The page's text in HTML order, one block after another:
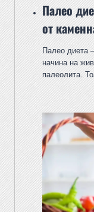
Палео
от
Палео диета
начина на
палеолита.